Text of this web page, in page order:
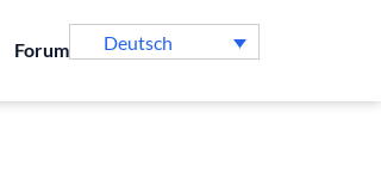
Forum Deutsch